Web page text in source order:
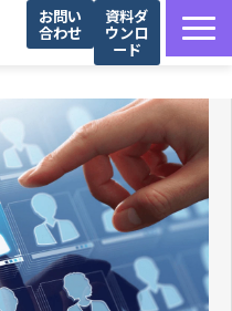
お問い
合わせ
資料ダ
ウンロ
ード
様向け
業様向け
事